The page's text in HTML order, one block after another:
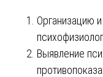
Организацию
Выявление